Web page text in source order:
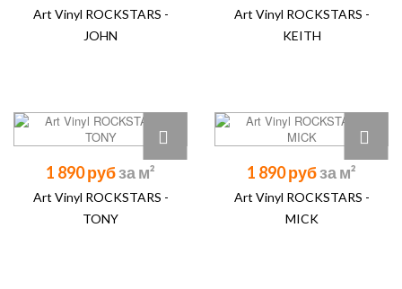
Art Vinyl ROCKSTARS -
JOHN
Art Vinyl ROCKSTARS -
KEITH
1 890 руб
Art Vinyl ROCKSTARS -
TONY
1 890 руб
Art Vinyl ROCKSTARS -
MICK